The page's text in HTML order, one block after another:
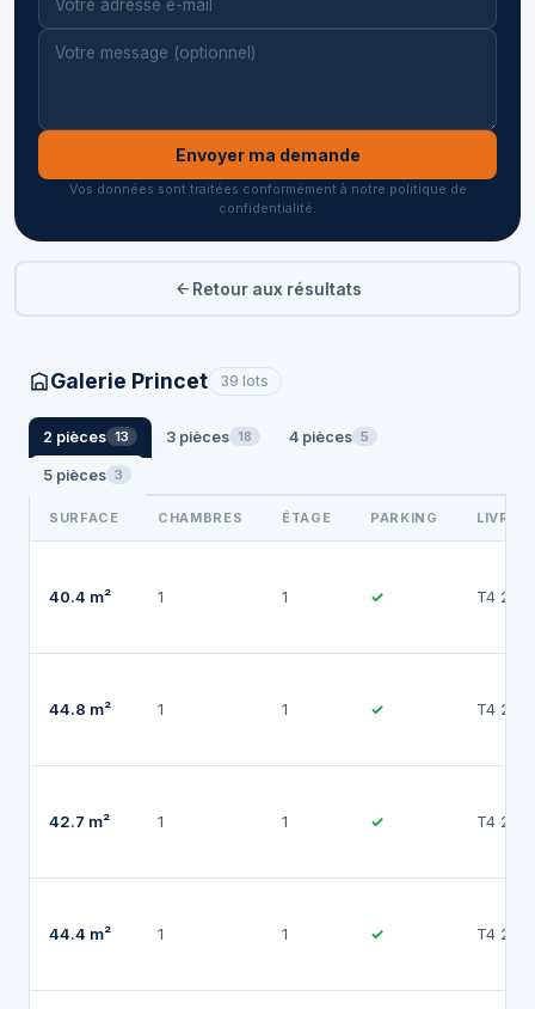
Envoyer ma demande
Vos données sont traitées conformément à notre politique de
confidentialité.
Retour aux résultats
Galerie Princet 39 lots
2 pièces 13 3 pièces 18 4 pièces 5
5 pièces 3
SURFACE CHAMBRES ÉTAGE PARKING
40.4 m² 1 1 ✓ T4
44.8 m² 1 1 ✓ T4
42.7 m² 1 1 ✓ T4
44.4 m² 1 1 ✓ T4